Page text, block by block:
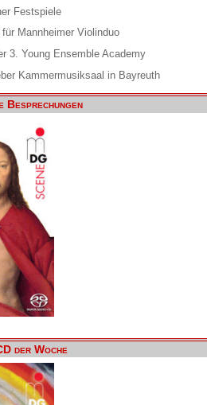
Festspiele
Mannheimer Violinduo
3. Young Ensemble Academy
Kammermusiksaal in Bayreuth
Besprechungen
der Woche